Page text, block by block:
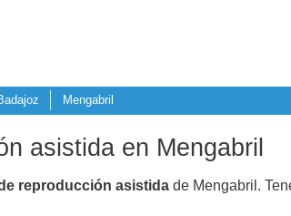
Mengabril
asistida en Mengabril
reproducción asistida de Mengabril.